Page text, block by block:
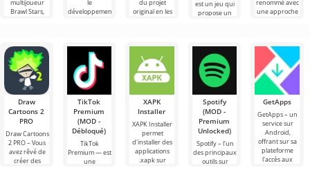
multijoueur
Brawl Stars,
le
développement
du projet
original en les
est un jeu qui
propose un
compris de
renommé avec
une approche
Draw
Cartoons 2
PRO
Draw Cartoons
2 PRO – Vous
avez rêvé de
créer des
TikTok
Premium
(MOD -
Débloqué)
TikTok
Premium — est
une
XAPK
Installer
XAPK Installer
permet
d'installer des
applications
.xapk sur
Spotify
(MOD -
Premium
Unlocked)
Spotify – l'un
des principaux
outils sur
GetApps
GetApps – un
service sur
Android,
offrant sur sa
plateforme
l'accès aux